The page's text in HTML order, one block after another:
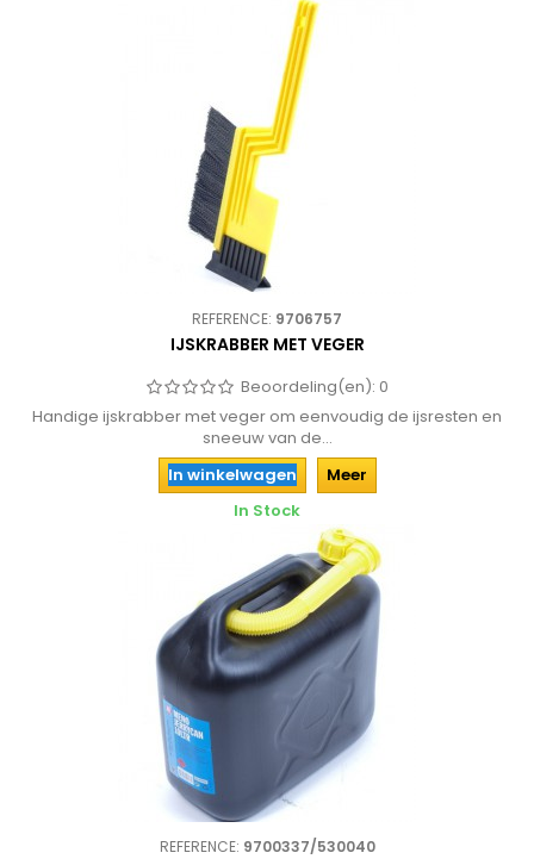
REFERENCE: 9706757
IJSKRABBER MET VEGER
Beoordeling(en): 0
Handige ijskrabber met veger om eenvoudig de ijsresten en
sneeuw van de...
In winkelwagen
Meer
In Stock
REFERENCE: 9700337/530040